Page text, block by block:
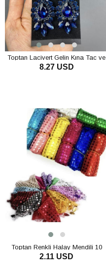
Toptan Lacivert Gelin Kına Tac ve
Küpesi
8.27 USD
Toptan Renkli Halay Mendili 10
adet
2.11 USD